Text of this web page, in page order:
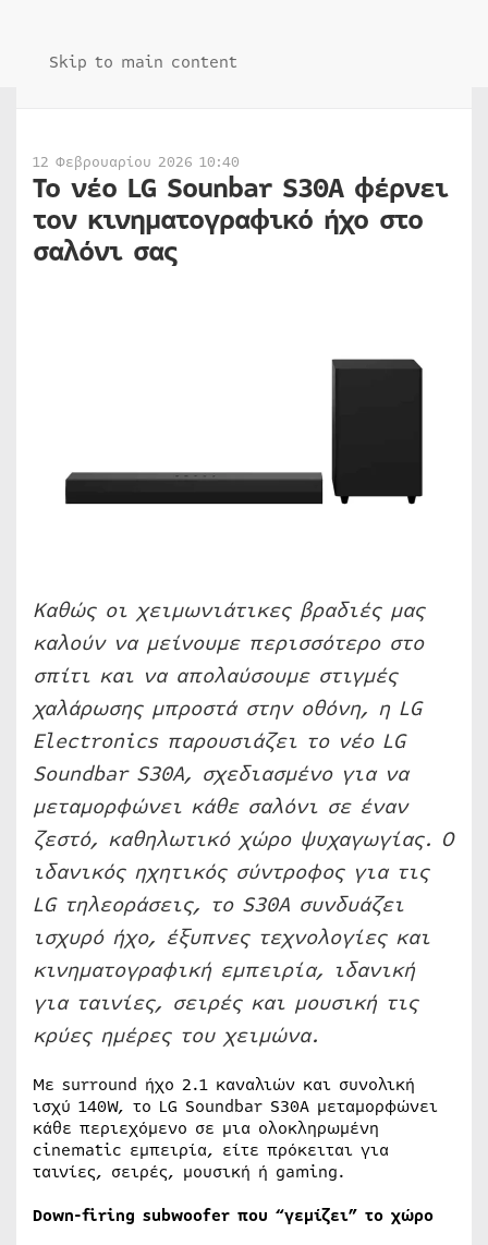
Skip to main content
12 Φεβρουαρίου 2026 10:40
Το νέο LG Sounbar S30A φέρνει
τον κινηματογραφικό ήχο στο
σαλόνι σας
Καθώς οι χειμωνιάτικες βραδιές μας
καλούν να μείνουμε περισσότερο στο
σπίτι και να απολαύσουμε στιγμές
χαλάρωσης μπροστά στην οθόνη, η LG
Electronics παρουσιάζει το νέο LG
Soundbar S30A, σχεδιασμένο για να
μεταμορφώνει κάθε σαλόνι σε έναν
ζεστό, καθηλωτικό χώρο ψυχαγωγίας. Ο
ιδανικός ηχητικός σύντροφος για τις
LG τηλεοράσεις, το S30A συνδυάζει
ισχυρό ήχο, έξυπνες τεχνολογίες και
κινηματογραφική εμπειρία, ιδανική
για ταινίες, σειρές και μουσική τις
κρύες ημέρες του χειμώνα.
Με surround ήχο 2.1 καναλιών και συνολική
ισχύ 140W, το LG Soundbar S30A μεταμορφώνει
κάθε περιεχόμενο σε μια ολοκληρωμένη
cinematic εμπειρία, είτε πρόκειται για
ταινίες, σειρές, μουσική ή gaming.
Down-firing subwoofer που “γεμίζει” το χώρο